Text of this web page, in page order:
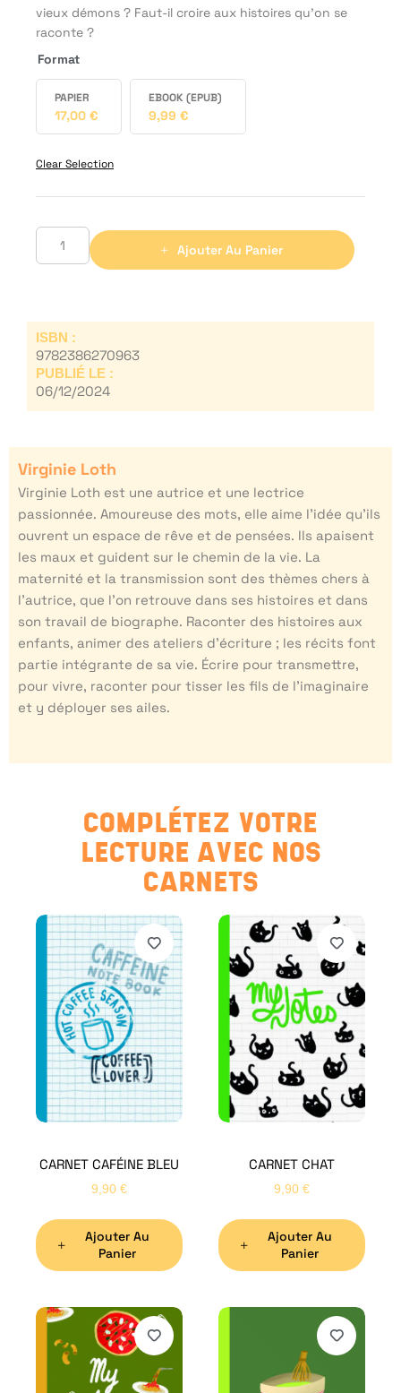
vieux démons ? Faut-il croire aux histoires qu'on se
raconte ?
Format
PAPIER
17,00 €
EBOOK (EPUB)
9,99 €
Clear Selection
Ajouter Au Panier
ISBN :
9782386270963
PUBLIÉ LE :
06/12/2024
Virginie Loth
Virginie Loth est une autrice et une lectrice
passionnée. Amoureuse des mots, elle aime l’idée qu’ils
ouvrent un espace de rêve et de pensées. Ils apaisent
les maux et guident sur le chemin de la vie. La
maternité et la transmission sont des thèmes chers à
l’autrice, que l’on retrouve dans ses histoires et dans
son travail de biographe. Raconter des histoires aux
enfants, animer des ateliers d’écriture ; les récits font
partie intégrante de sa vie. Écrire pour transmettre,
pour vivre, raconter pour tisser les fils de l’imaginaire
et y déployer ses ailes.
COMPLÉTEZ VOTRE
LECTURE AVEC NOS
CARNETS
CARNET CAFÉINE BLEU
9,90 €
Ajouter Au
Panier
CARNET CHAT
9,90 €
Ajouter Au
Panier